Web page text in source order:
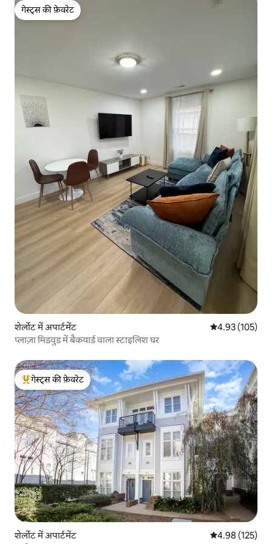
गेस्ट्स की फ़ेवरेट
गेस्ट्स की फ़ेवरेट
शेर्लोट में अपार्टमेंट औसत रेटिंग 5 में से
4.93 (105)
प्लाज़ा मिडवुड में बैकयार्ड वाला स्टाइलिश घर
गेस्ट्स का टॉप फ़ेवरेट
गेस्ट्स की फ़ेवरेट
शेर्लोट में अपार्टमेंट औसत रेटिंग 5 में से
4.98 (125)